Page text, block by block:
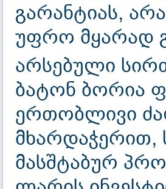
გარანტიას,
უფრო მყარად
არსებული
ბატონ ბორია
ერთობლივი
მხარდაჭერით,
მასშტაბურ